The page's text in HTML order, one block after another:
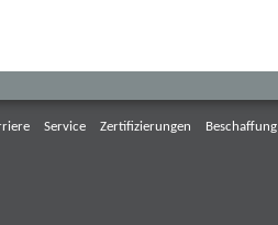
Service Zertifizierungen Beschaffung